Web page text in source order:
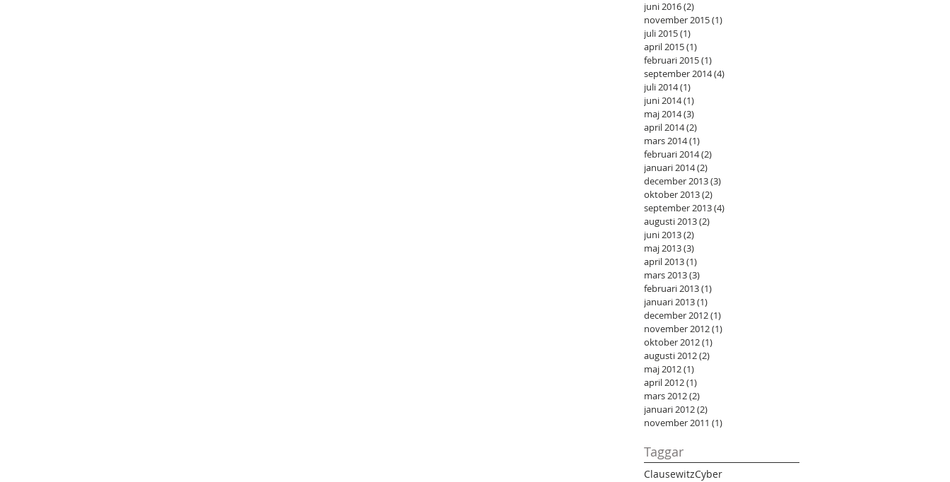
juni 2016(2)
november 2015(1)
juli 2015(1)
april 2015(1)
februari 2015(1)
september 2014(4)
juli 2014(1)
juni 2014(1)
maj 2014(3)
april 2014(2)
mars 2014(1)
februari 2014(2)
januari 2014(2)
december 2013(3)
oktober 2013(2)
september 2013(4)
augusti 2013(2)
juni 2013(2)
maj 2013(3)
april 2013(1)
mars 2013(3)
februari 2013(1)
januari 2013(1)
december 2012(1)
november 2012(1)
oktober 2012(1)
augusti 2012(2)
maj 2012(1)
april 2012(1)
mars 2012(2)
januari 2012(2)
november 2011 (1)
Taggar
ClausewitzCyber